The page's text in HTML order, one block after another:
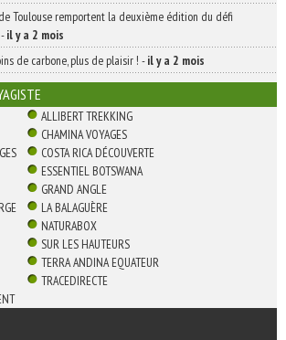
Toulouse remportent la deuxième édition du défi
-il y a 2 mois
de carbone, plus de plaisir ! -il y a 2 mois
ALLIBERT TREKKING
CHAMINA VOYAGES
COSTA RICA DÉCOUVERTE
ESSENTIEL BOTSWANA
GRAND ANGLE
LA BALAGUÈRE
NATURABOX
SUR LES HAUTEURS
TERRA ANDINA EQUATEUR
TRACEDIRECTE